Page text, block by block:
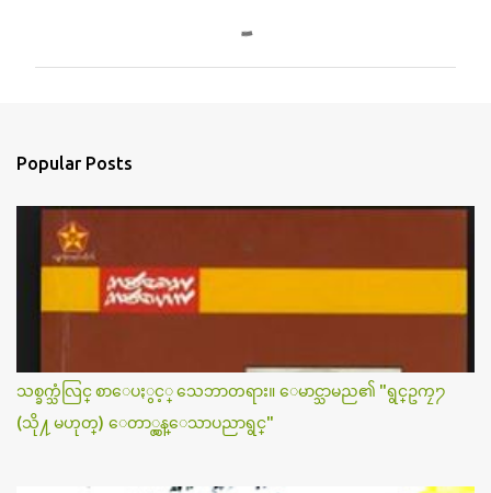
s
Popular Posts
သစ္ခက္သံလြင္ စာေပႏွင့္ သေဘာတရား။ ေမာင္သာမည၏ "ရွင္ဥကၠ႒
(သို႔ မဟုတ္) ေတာ္လွန္ေသာပညာရွင္"